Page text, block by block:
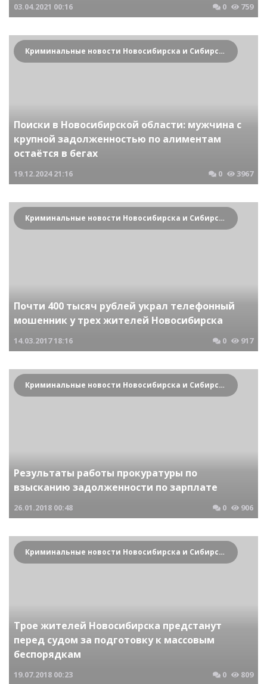
03.04.2021 00:16 0 759
Криминальные новости Новосибирска и Сибирского региона
Поиски в Новосибирской области: мужчина с
крупной задолженностью по алиментам
остаётся в бегах
19.12.2024 21:16 0 3967
Криминальные новости Новосибирска и Сибирского региона
Почти 400 тысяч рублей украл телефонный
мошенник у трех жителей Новосибирска
14.03.201718:16 0 917
Криминальные новости Новосибирска и Сибирского региона
Результаты работы прокуратуры по
взысканию задолженности по зарплате
26.01.2018 00:48 0 906
Криминальные новости Новосибирска и Сибирского региона
Трое жителей Новосибирска предстанут
перед судом за подготовку к массовым
беспорядкам
19.07.2018 00:23 0 809